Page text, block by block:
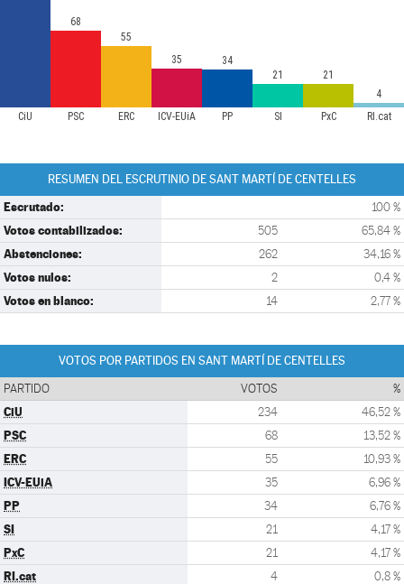
CiU PSC ERC ICV-EUiA PP SI PxC RI.cat
68
55
35
34
21
21
4
RESUMEN DEL ESCRUTINIO DE SANT MARTÍ DE CENTELLES
Escrutado: 100 %
Votos contabilizados: 505 65,84 %
Abstenciones: 262 34,16 %
Votos nulos: 2 0,4 %
Votos en blanco: 14 2,77 %
VOTOS POR PARTIDOS EN SANT MARTÍ DE CENTELLES
PARTIDO VOTOS %
CiU 234 46,52 %
PSC 68 13,52 %
ERC 55 10,93 %
ICV-EUiA 35 6,96 %
PP 34 6,76 %
SI 21 4,17 %
PxC 21 4,17 %
RI.cat 4 0,8 %